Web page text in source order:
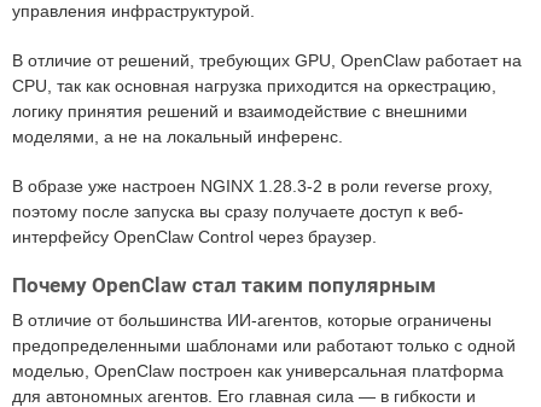
управления инфраструктурой.
В отличие от решений, требующих GPU, OpenClaw работает на
CPU, так как основная нагрузка приходится на оркестрацию,
логику принятия решений и взаимодействие с внешними
моделями, а не на локальный инференс.
В образе уже настроен NGINX 1.28.3-2 в роли reverse proxy,
поэтому после запуска вы сразу получаете доступ к веб-
интерфейсу OpenClaw Control через браузер.
Почему OpenClaw стал таким популярным
В отличие от большинства ИИ-агентов, которые ограничены
предопределенными шаблонами или работают только с одной
моделью, OpenClaw построен как универсальная платформа
для автономных агентов. Его главная сила — в гибкости и